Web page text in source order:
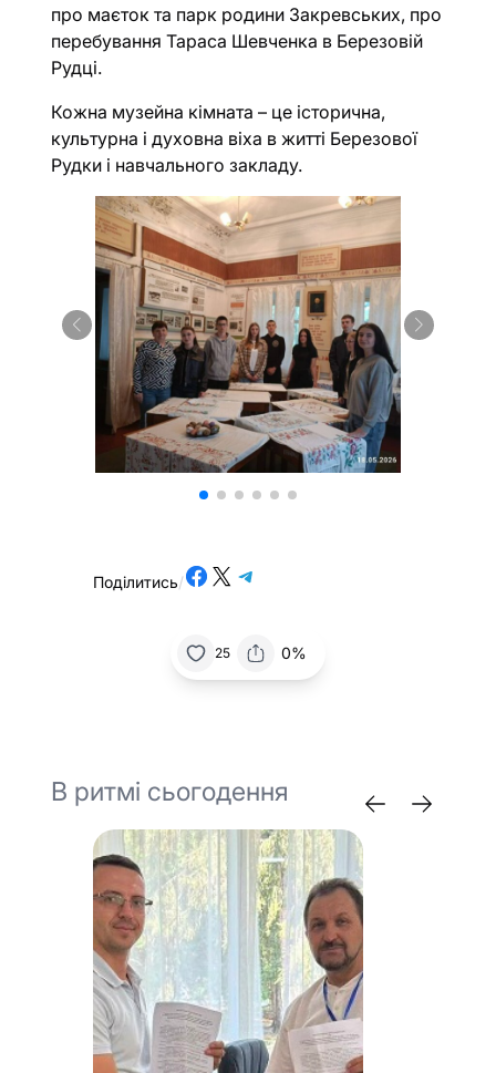
про маєток та парк родини Закревських, про
перебування Тараса Шевченка в Березовій
Рудці.
Кожна музейна кімната – це історична,
культурна і духовна віха в житті Березової
Рудки і навчального закладу.
Поділитись/Share on Facebook
Share on X Share on Telegram
25 0%
В ритмі сьогодення